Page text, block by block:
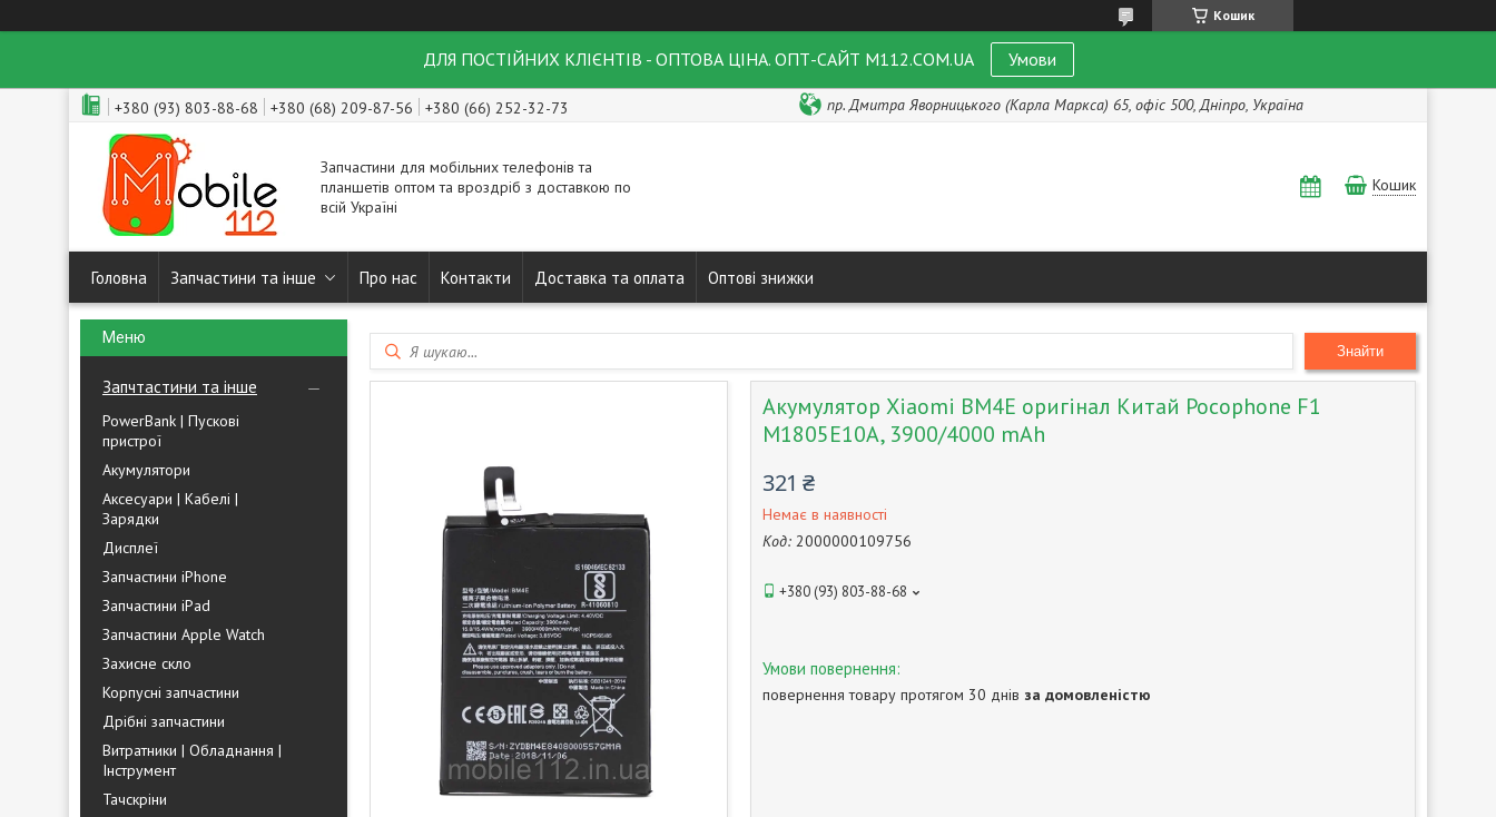
Кошик
ДЛЯ ПОСТІЙНИХ КЛІЄНТІВ - ОПТОВА ЦІНА. ОПТ-САЙТ M112.COM.UA Умови
+380 (93) 803-88-68 +380 (68) 209-87-56 +380 (66) 252-32-73 пр. Дмитра Яворницького (Карла Маркса) 65, офіс 500, Дніпро, Україна
Запчастини для мобільних телефонів та
планшетів оптом та вроздріб з доставкою по
всій Україні
Кошик
Головна Запчастини та інше Про нас Контакти Доставка та оплата Оптові знижки
Запчтастини та інше
PowerBank | Пускові
пристрої
Акумулятори
Аксесуари | Кабелі |
Зарядки
Дисплеї
Запчастини iPhone
Запчастини iPad
Запчастини Apple Watch
Захисне скло
Корпусні запчастини
Дрібні запчастини
Витратники | Обладнання |
Інструмент
Тачскріни
Знайти
Акумулятор Xiaomi BM4E оригінал Китай Pocophone F1
M1805E10A, 3900/4000 mAh
321 ₴
Немає в наявності
Код: 2000000109756
+380 (93) 803-88-68
повернення товару протягом 30 днів за домовленістю